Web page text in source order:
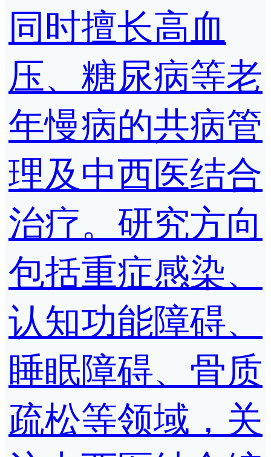
同时擅长高血
压、糖尿病等老
年慢病的共病管
理及中西医结合
治疗。研究方向
包括重症感染、
认知功能障碍、
睡眠障碍、骨质
疏松等领域，关